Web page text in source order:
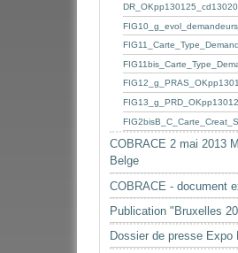
COBRACE 2 mai 2013
Belge
COBRACE - document
Publication "Bruxelles
Dossier de presse Expo